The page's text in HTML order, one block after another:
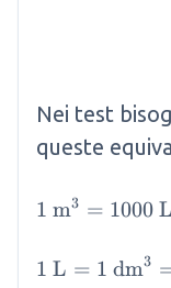
Nei test
queste
1
1 m3 = 1000 L
1
1 L = 1 dm3